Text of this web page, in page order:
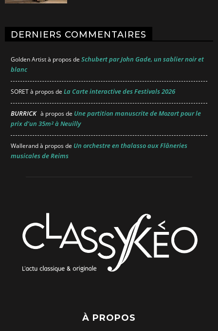
DERNIERS COMMENTAIRES
Golden Artistà propos de Schubert par John Gade, un sablier noir et
blanc
SORETà propos de La Carte interactive des Festivals 2026
BURRICK à propos de Une partition manuscrite de Mozart pour le
prix d’un 35m² à Neuilly
Wallerandà propos de Un orchestre en thalasso aux Flâneries
musicales de Reims
À PROPOS